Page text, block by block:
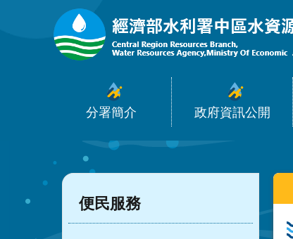
跳到主要內容區塊
分署簡介 政府資訊公開
:::
便民服務
:::